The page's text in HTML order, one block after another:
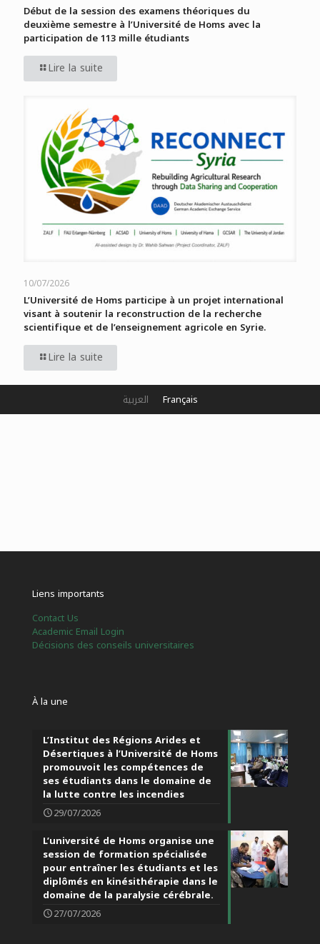
Début de la session des examens théoriques du
deuxième semestre à l’Université de Homs avec la
participation de 113 mille étudiants
Lire la suite
10/07/2026
L’Université de Homs participe à un projet international
visant à soutenir la reconstruction de la recherche
scientifique et de l’enseignement agricole en Syrie.
Lire la suite
Liens importants
Contact Us
Academic Email Login
Décisions des conseils universitaires
À la une
L’Institut des Régions Arides et
Désertiques à l’Université de Homs
promouvoit les compétences de
ses étudiants dans le domaine de
la lutte contre les incendies
29/07/2026
L’université de Homs organise une
session de formation spécialisée
pour entraîner les étudiants et les
diplômés en kinésithérapie dans le
domaine de la paralysie cérébrale.
27/07/2026
العربية Français